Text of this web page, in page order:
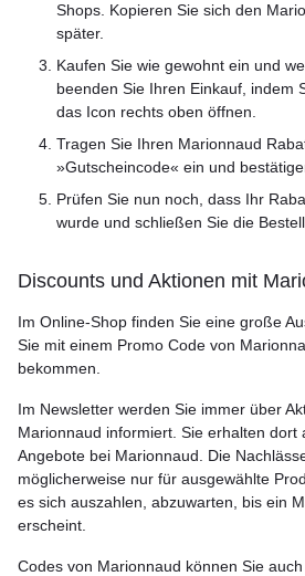
Shops. Kopieren Sie sich den
später.
Kaufen Sie wie gewohnt ein und
beenden Sie Ihren Einkauf, indem
das Icon rechts oben öffnen.
Tragen Sie Ihren Marionnaud
»Gutscheincode« ein und
Prüfen Sie nun noch, dass Ihr
wurde und schließen Sie die
Discounts und Aktionen mit
Im Online-Shop finden Sie eine große
Sie mit einem Promo Code von
bekommen.
Im Newsletter werden Sie immer über
Marionnaud informiert. Sie erhalten dort
Angebote bei Marionnaud. Die
möglicherweise nur für ausgewählte
es sich auszahlen, abzuwarten, bis ein
erscheint.
Codes von Marionnaud können Sie